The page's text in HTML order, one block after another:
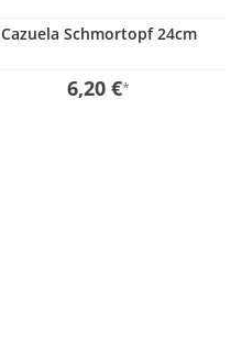
Cazuela Schmortopf 24cm
6,20 €*